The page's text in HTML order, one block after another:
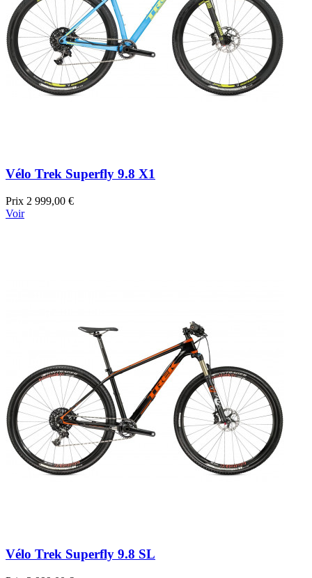
Vélo Trek Superfly 9.8 X1
Prix 2 999,00 €
Voir
Vélo Trek Superfly 9.8 SL